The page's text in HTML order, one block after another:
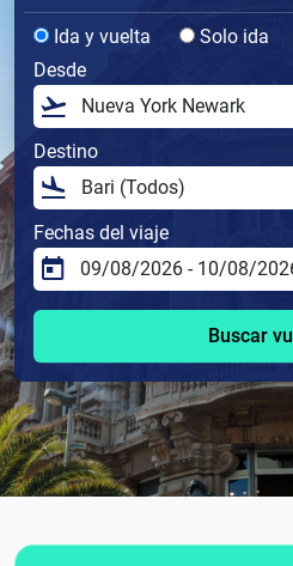
Ida y vuelta Solo ida
Desde
Destino
Fechas del viaje
Buscar